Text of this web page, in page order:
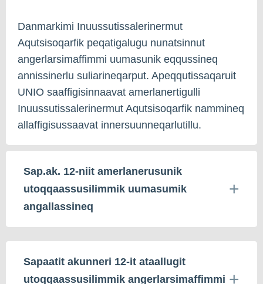
Danmarkimi Inuussutissalerinermut
Aqutsisoqarfik peqatigalugu nunatsinnut
angerlarsimaffimmi uumasunik eqqussineq
annissinerlu suliarineqarput. Apeqqutissaqaruit
UNIO saaffigisinnaavat amerlanertigulli
Inuussutissalerinermut Aqutsisoqarfik nammineq
allaffigisussaavat innersuunneqarlutillu.
Sap.ak. 12-niit amerlanerusunik
utoqqaassusilimmik uumasumik
angallassineq
Sapaatit akunneri 12-it ataallugit
utoqqaassusilimmik angerlarsimaffimmi